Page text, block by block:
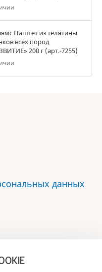
Паштет из телятины
всех пород
200 г (арт.-7255)
данных